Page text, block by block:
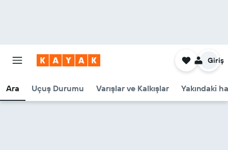
Ara Uçuş Durumu Varışlar ve Kalkışlar Yakındaki
Giriş